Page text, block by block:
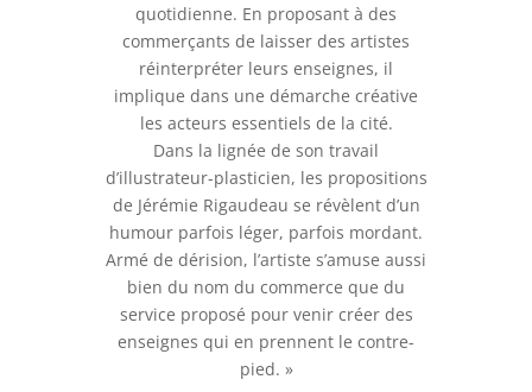
quotidienne. En proposant à des
commerçants de laisser des artistes
réinterpréter leurs enseignes, il
implique dans une démarche créative
les acteurs essentiels de la cité.
Dans la lignée de son travail
d’illustrateur-plasticien, les propositions
de Jérémie Rigaudeau se révèlent d’un
humour parfois léger, parfois mordant.
Armé de dérision, l’artiste s’amuse aussi
bien du nom du commerce que du
service proposé pour venir créer des
enseignes qui en prennent le contre-
pied. »